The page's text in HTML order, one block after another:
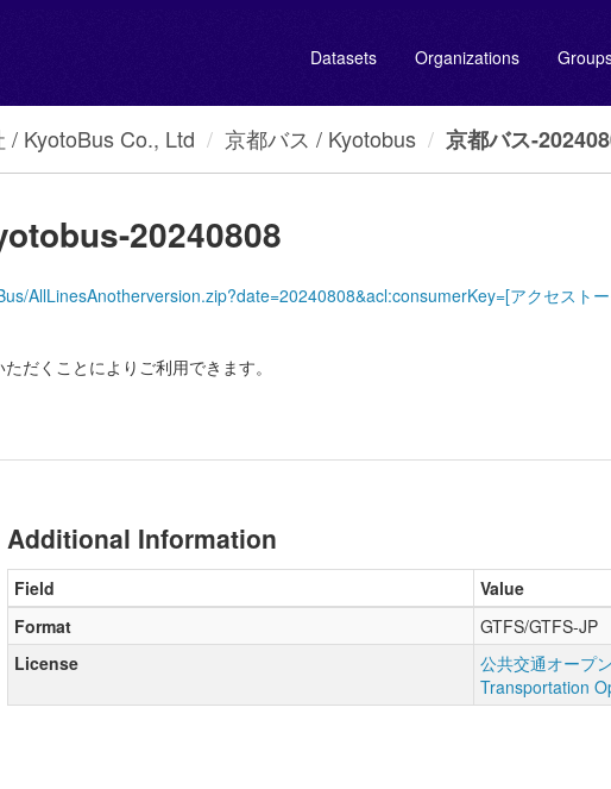
Datasets Organizations
/ KyotoBus Co., Ltd 京都バス / Kyotobus 京都バス-
20240808
AllLinesAnotherversion.zip?date=20240808&acl:consumerKey=[アクセスト
だくことによりご利用できます。
Additional Information
Field
Value
Format
GTFS/GTFS-JP
License
公共交通オープ
Transportation